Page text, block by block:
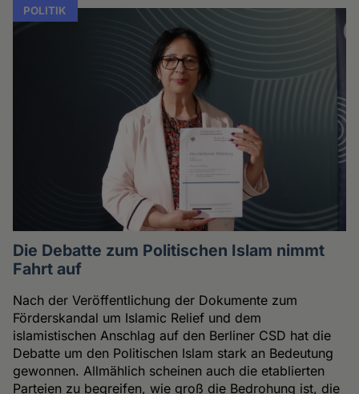
POLITIK
Die Debatte zum Politischen Islam nimmt
Fahrt auf
Nach der Veröffentlichung der Dokumente zum
Förderskandal um Islamic Relief und dem
islamistischen Anschlag auf den Berliner CSD hat die
Debatte um den Politischen Islam stark an Bedeutung
gewonnen. Allmählich scheinen auch die etablierten
Parteien zu begreifen, wie groß die Bedrohung ist, die